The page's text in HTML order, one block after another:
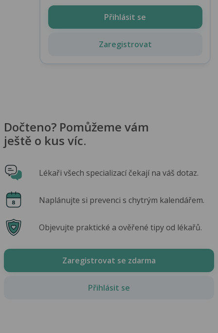
Přihlásit se
Zaregistrovat
Dočteno? Pomůžeme vám
ještě o kus víc.
Lékaři všech specializací čekají na váš dotaz.
Naplánujte si prevenci s chytrým kalendářem.
Objevujte praktické a ověřené tipy od lékařů.
Zaregistrovat se zdarma
Přihlásit se